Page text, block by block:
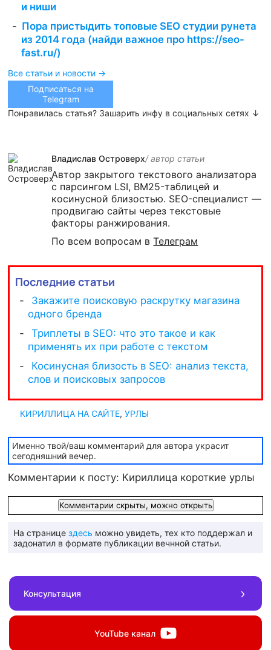
и ниши
Пора пристыдить топовые SEO студии рунета
из 2014 года (найди важное про https://seo-
fast.ru/)
Все статьи и новости →
Подписаться на
Telegram
Понравилась статья? Зашарить инфу в социальных сетях ↓
Владислав Островерх/ автор cтатьи
Автор закрытого текстового анализатора
с парсингом LSI, BM25-таблицей и
косинусной близостью. SEO-специалист —
продвигаю сайты через текстовые
факторы ранжирования.
По всем вопросам вТелеграм
Последние статьи
КИРИЛЛИЦА НА САЙТЕ,УРЛЫ
Именно твой/ваш комментарий для автора украсит
сегодняшний вечер.
Комментарии к посту: Кириллица короткие урлы
Комментарии скрыты, можно открыть
На странице здесь можно увидеть, тех кто поддержал и
задонатил в формате публикации вечнной статьи.
Консультация
YouTube канал